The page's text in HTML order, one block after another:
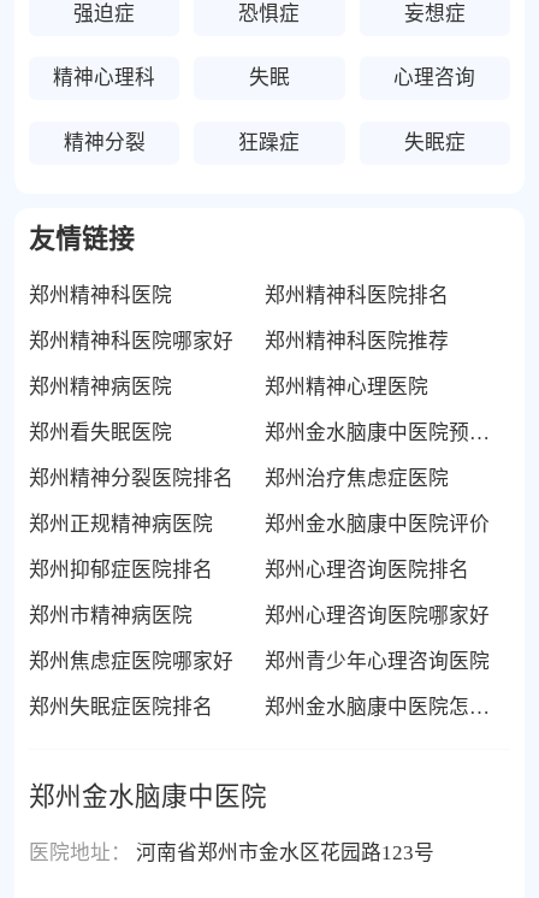
强迫症 恐惧症 妄想症
精神心理科 失眠 心理咨询
精神分裂 狂躁症 失眠症
友情链接
郑州精神科医院
郑州精神科医院排名
郑州精神科医院哪家好
郑州精神科医院推荐
郑州精神病医院
郑州精神心理医院
郑州看失眠医院
郑州金水脑康中医院预约挂号
郑州精神分裂医院排名
郑州治疗焦虑症医院
郑州正规精神病医院
郑州金水脑康中医院评价
郑州抑郁症医院排名
郑州心理咨询医院排名
郑州市精神病医院
郑州心理咨询医院哪家好
郑州焦虑症医院哪家好
郑州青少年心理咨询医院
郑州失眠症医院排名
郑州金水脑康中医院怎么样
郑州金水脑康中医院
医院地址： 河南省郑州市金水区花园路123号